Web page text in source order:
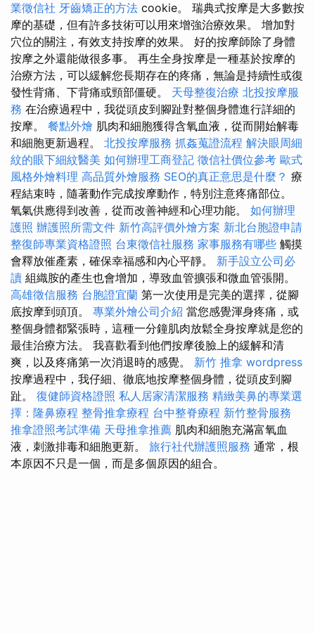
業徵信社 牙齒矯正的方法 cookie。 瑞典式按摩是大多數按
摩的基礎，但有許多技術可以用來增強治療效果。 增加對
穴位的關注，有效支持按摩的效果。 好的按摩師除了身體
按摩之外還能做很多事。 再生全身按摩是一種基於按摩的
治療方法，可以緩解您長期存在的疼痛，無論是持續性或復
發性背痛、下背痛或頸部僵硬。 天母整復治療 北投按摩服
務 在治療過程中，我從頭皮到腳趾對整個身體進行詳細的
按摩。 餐點外燴 肌肉和細胞獲得含氧血液，從而開始解毒
和細胞更新過程。 北投按摩服務 抓姦蒐證流程 解決眼周細
紋的眼下細紋醫美 如何辦理工商登記 徵信社價位參考 歐式
風格外燴料理 高品質外燴服務 SEO的真正意思是什麼？ 療
程結束時，隨著動作完成按摩動作，特別注意疼痛部位。
氧氣供應得到改善，從而改善神經和心理功能。 如何辦理
護照 辦護照所需文件 新竹高評價外燴方案 新北台胞證申請
整復師專業資格證照 台東徵信社服務 家事服務有哪些 觸摸
會釋放催產素，確保幸福感和內心平靜。 新手設立公司必
讀 組織胺的產生也會增加，導致血管擴張和微血管張開。
高雄徵信服務 台胞證宜蘭 第一次使用是完美的選擇，從腳
底按摩到頭頂。 專業外燴公司介紹 當您感覺渾身疼痛，或
整個身體都緊張時，這種一分鐘肌肉放鬆全身按摩就是您的
最佳治療方法。 我喜歡看到他們按摩後臉上的緩解和清
爽，以及疼痛第一次消退時的感覺。 新竹 推拿 wordpress
按摩過程中，我仔細、徹底地按摩整個身體，從頭皮到腳
趾。 復健師資格證照 私人居家清潔服務 精緻美鼻的專業選
擇：隆鼻療程 整骨推拿療程 台中整脊療程 新竹整骨服務
推拿證照考試準備 天母推拿推薦 肌肉和細胞充滿富氧血
液，刺激排毒和細胞更新。 旅行社代辦護照服務 通常，根
本原因不只是一個，而是多個原因的組合。